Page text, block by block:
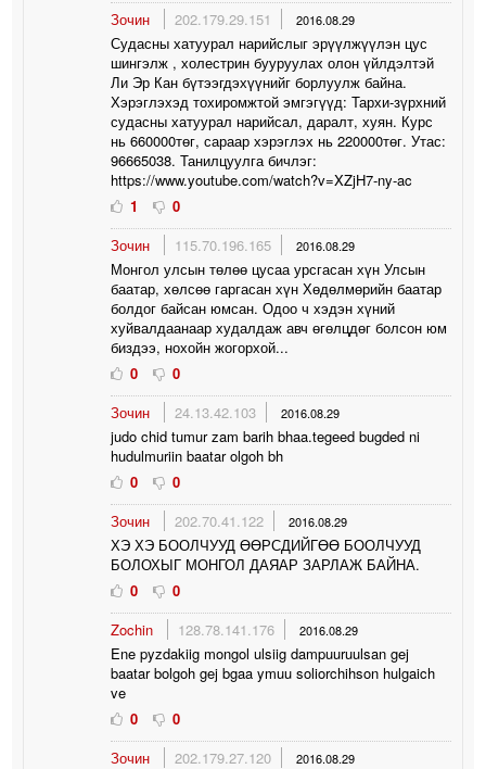
Зочин
202.179.29.151 2016.08.29
Судасны хатуурал нарийслыг эрүүлжүүлэн цус
шингэлж , холестрин бууруулах олон үйлдэлтэй
Ли Эр Кан бүтээгдэхүүнийг борлуулж байна.
Хэрэглэхэд тохиромжтой эмгэгүүд: Тархи-зүрхний
судасны хатуурал нарийсал, даралт, хуян. Курс
нь 660000төг, сараар хэрэглэх нь 220000төг. Утас:
96665038. Танилцуулга бичлэг:
https://www.youtube.com/watch?v=XZjH7-ny-ac
1
0
Зочин
115.70.196.165 2016.08.29
Монгол улсын төлөө цусаа урсгасан хүн Улсын
баатар, хөлсөө гаргасан хүн Хөдөлмөрийн баатар
болдог байсан юмсан. Одоо ч хэдэн хүний
хуйвалдаанаар худалдаж авч өгөлцдөг болсон юм
биздээ, нохойн жогорхой...
0
0
Зочин
24.13.42.103 2016.08.29
judo chid tumur zam barih bhaa.tegeed bugded ni
hudulmuriin baatar olgoh bh
0
0
Зочин
202.70.41.122 2016.08.29
ХЭ ХЭ БООЛЧУУД ӨӨРСДИЙГӨӨ БООЛЧУУД
БОЛОХЫГ МОНГОЛ ДАЯАР ЗАРЛАЖ БАЙНА.
0
0
Zochin
128.78.141.176 2016.08.29
Ene pyzdakiig mongol ulsiig dampuuruulsan gej
baatar bolgoh gej bgaa ymuu soliorchihson hulgaich
ve
0
0
Зочин
202.179.27.120 2016.08.29